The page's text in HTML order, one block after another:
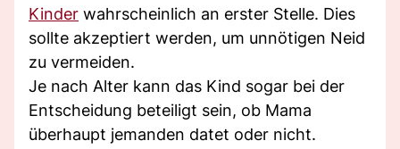
Kinder wahrscheinlich an erster Stelle. Dies
sollte akzeptiert werden, um unnötigen Neid
zu vermeiden.
Je nach Alter kann das Kind sogar bei der
Entscheidung beteiligt sein, ob Mama
überhaupt jemanden datet oder nicht.